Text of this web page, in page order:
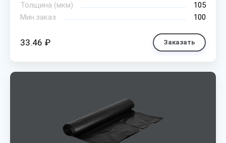
Толщина (мкм)
105
Мин.заказ
100
33.46 ₽ Заказать